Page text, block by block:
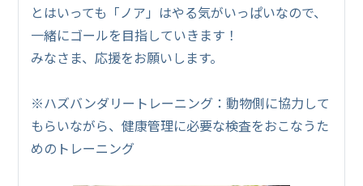
とはいっても「ノア」はやる気がいっぱいなので、
一緒にゴールを目指していきます！
みなさま、応援をお願いします。
※ハズバンダリートレーニング：動物側に協力して
もらいながら、健康管理に必要な検査をおこなうた
めのトレーニング